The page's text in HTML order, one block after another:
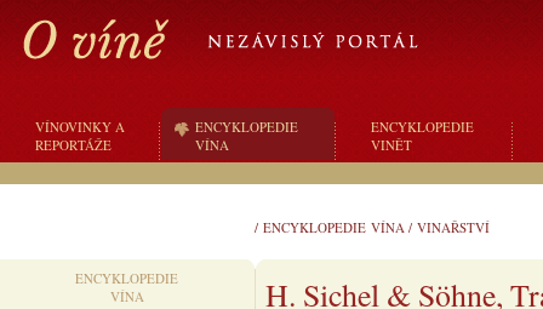
VÍNOVINKY A
REPORTÁŽE
ENCYKLOPEDIE
VÍNA
ENCYKLOPEDIE
VINĚT
/ ENCYKLOPEDIE VÍNA / VINAŘSTVÍ
ENCYKLOPEDIE
VÍNA
H. Sichel & Söhne,